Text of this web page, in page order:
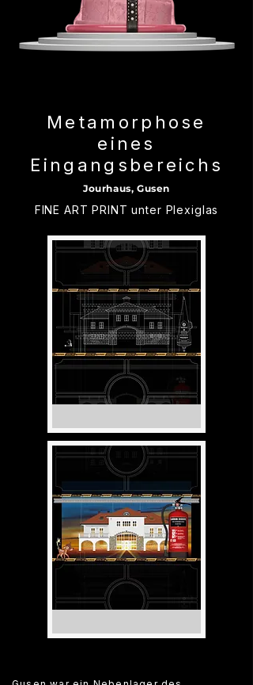
Metamorphose
eines
Eingangsbereichs
Jourhaus, Gusen
FINE ART PRINT unter Plexiglas